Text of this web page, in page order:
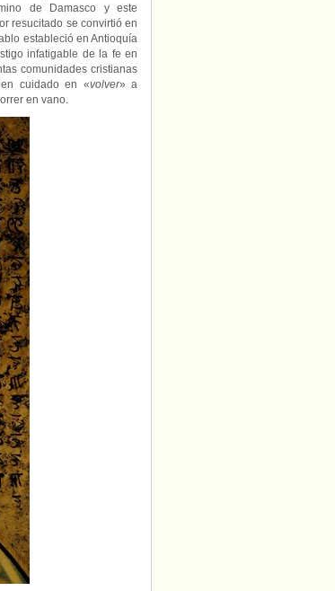
de Damasco y este
resucitado se convirtió en
estableció en Antioquía
infatigable de la fe en
comunidades cristianas
cuidado en «volver» a
en vano.